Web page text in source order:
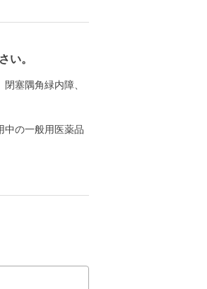
い。
塞隅角緑内障、
中の一般用医薬品